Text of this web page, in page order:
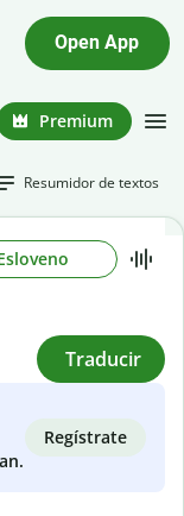
Open App
Premium
Resumidor de textos
Traducir
Regístrate